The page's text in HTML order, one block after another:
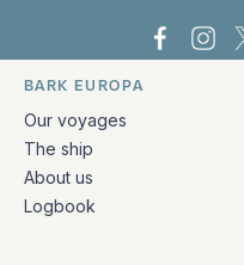
Bark
Quick links
BARK EUROPA
Our voyages
The ship
About us
Logbook